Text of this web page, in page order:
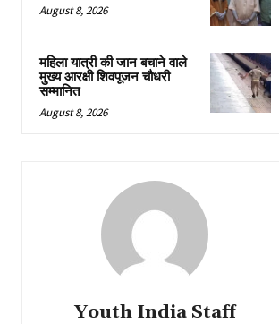
August 8, 2026
महिला यात्री की जान बचाने वाले
मुख्य आरक्षी शिवपूजन चौधरी
सम्मानित
August 8, 2026
Youth India Staff